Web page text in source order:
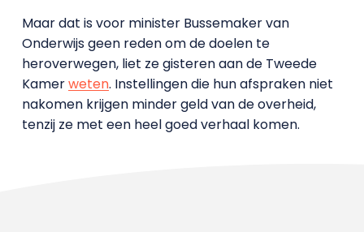
Maar dat is voor minister Bussemaker van
Onderwijs geen reden om de doelen te
heroverwegen, liet ze gisteren aan de Tweede
Kamerweten. Instellingen die hun afspraken niet
nakomen krijgen minder geld van de overheid,
tenzij ze met een heel goed verhaal komen.